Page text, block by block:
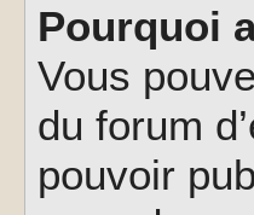
Pourquoi
Vous
du forum
pouvoir